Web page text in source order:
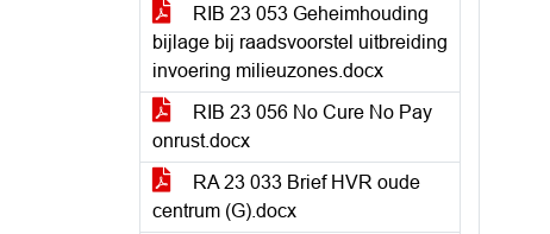
RIB 23 053 Geheimhouding
bijlage bij raadsvoorstel uitbreiding
invoering milieuzones.docx
RIB 23 056 No Cure No Pay
onrust.docx
RA 23 033 Brief HVR oude
centrum (G).docx